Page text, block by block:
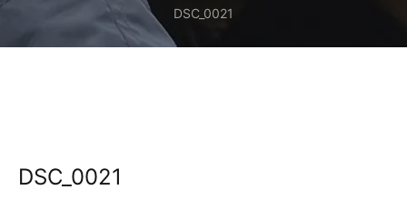
DSC_0021
DSC_0021